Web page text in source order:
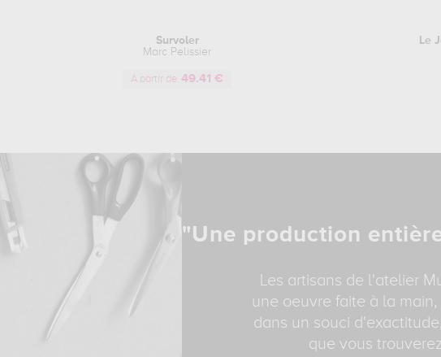
Survoler
Marc Pelissier
A partir de 49.41 €
Le
"Une production
Les artisans de l'atelier
une oeuvre faite à la
dans un souci
que vous